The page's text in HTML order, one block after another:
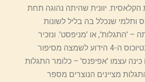
הקלאסית. יוונית שהיתה נהוגה תחת
ותלמי שנכלל בה בליל לשונות
– 'התגלות', או 'מניפסט'. ונזכיר
בהקשר זה את אנטיוכוס ה-4 הידוע לשמצה מסיפור
כינה עצמו 'אפיפנס' – כלומר התגלות
מציינים הנוצרים מספר